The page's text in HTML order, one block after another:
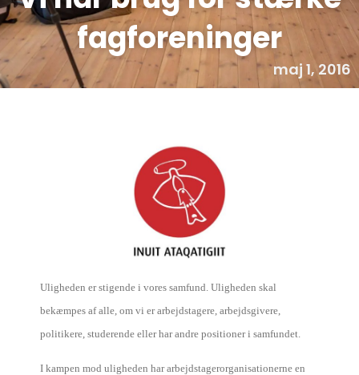
fagforeninger
maj 1, 2016
Uligheden er stigende i vores samfund. Uligheden skal
bekæmpes af alle, om vi er arbejdstagere, arbejdsgivere,
politikere, studerende eller har andre positioner i samfundet.
I kampen mod uligheden har arbejdstagerorganisationerne en